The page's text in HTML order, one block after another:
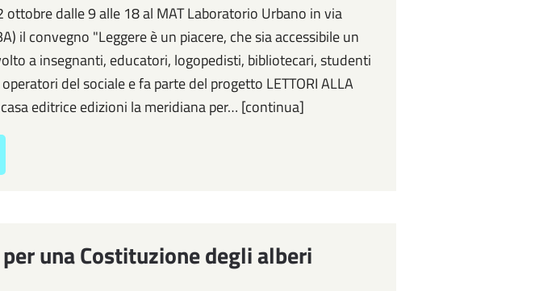
ottobre dalle 9 alle 18 al MAT Laboratorio Urbano in via
il convegno "Leggere è un piacere, che sia accessibile un
a insegnanti, educatori, logopedisti, bibliotecari, studenti
del sociale e fa parte del progetto LETTORI ALLA
editrice edizioni la meridiana per… [continua]
una Costituzione degli alberi